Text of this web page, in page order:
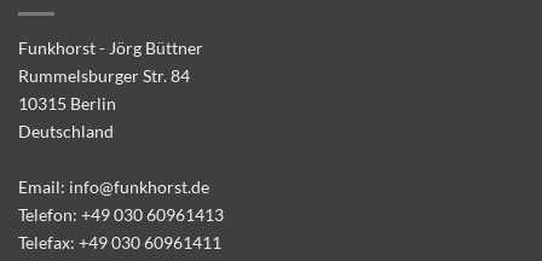
Funkhorst - Jörg Büttner
Rummelsburger Str. 84
10315 Berlin
Deutschland
Email: info@funkhorst.de
Telefon: +49 030 60961413
Telefax: +49 030 60961411